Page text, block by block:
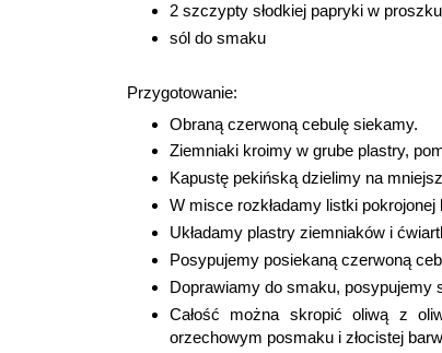
2 szczypty słodkiej papryki w proszku
sól do smaku
Przygotowanie:
Obraną czerwoną cebulę siekamy.
Ziemniaki kroimy w grube plastry,
Kapustę pekińską dzielimy na
W misce rozkładamy listki
Układamy plastry ziemniaków i
Posypujemy posiekaną czerwoną
Doprawiamy do smaku, posypujemy
Całość można skropić oliwą z
orzechowym posmaku i złocistej